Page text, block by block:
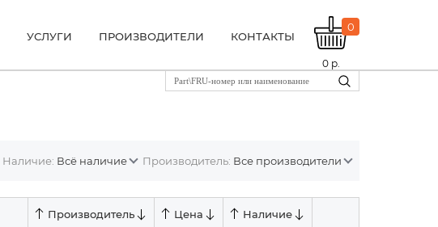
УСЛУГИ ПРОИЗВОДИТЕЛИ КОНТАКТЫ
0
0 р.
Наличие: Всё наличие Производитель: Все производители
Производитель Цена Наличие